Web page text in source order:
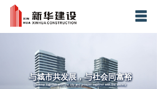
网站首页
集团简介
业务板块